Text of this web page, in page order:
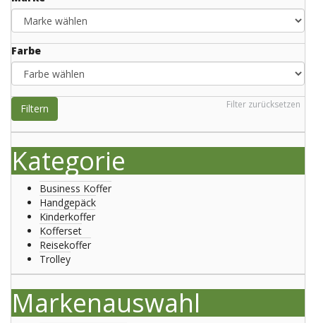
Farbe
Filter zurücksetzen
Filtern
Kategorie
Business Koffer
Handgepäck
Kinderkoffer
Kofferset
Reisekoffer
Trolley
Markenauswahl